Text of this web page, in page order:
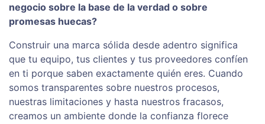
negocio sobre la base de la verdad o sobre
promesas huecas?
Construir una marca sólida desde adentro significa
que tu equipo, tus clientes y tus proveedores confíen
en ti porque saben exactamente quién eres. Cuando
somos transparentes sobre nuestros procesos,
nuestras limitaciones y hasta nuestros fracasos,
creamos un ambiente donde la confianza florece